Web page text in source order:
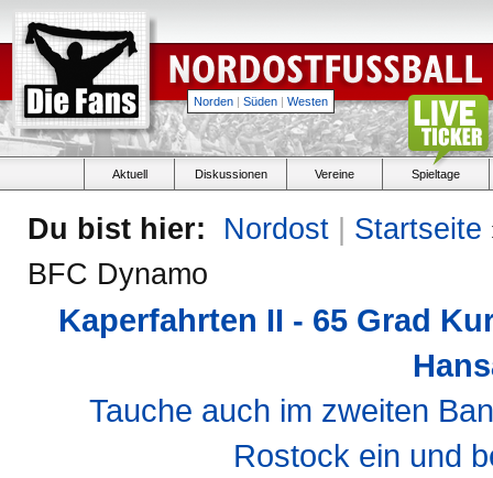
Norden | Süden | Westen
Aktuell Diskussionen Vereine Spieltage
Du bist hier: Nordost Startseite
BFC Dynamo
Kaperfahrten II - 65 Grad
Tauche auch im zweiten
Rostock ein und